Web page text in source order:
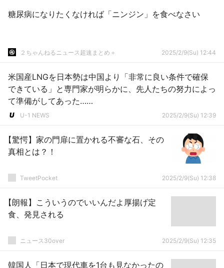
糖尿病になりたくなければ「ニンジン」を食べなさい
２ちゃんねるニュース超速まとめ＋ 2025/2/9(Su) 12:44
米国産LNGを日本勢は中国より「非常に良い条件で確保
できている」と専門家が明らかに、先人たちの努力によっ
て準備がしてあった……
U-1 NEWS 2025/2/9(Su) 12:39
【驚愕】家の門扉に置かれる不審な石、その
真相とは？！
TweetPocket 2025/2/9(Su) 12:38
【朗報】こういうのでいいんだよ厚揚げ定
食、発見される
ニュース30over 2025/2/9(Su) 12:35
韓国人「日本で現代車を1台も見なかったの